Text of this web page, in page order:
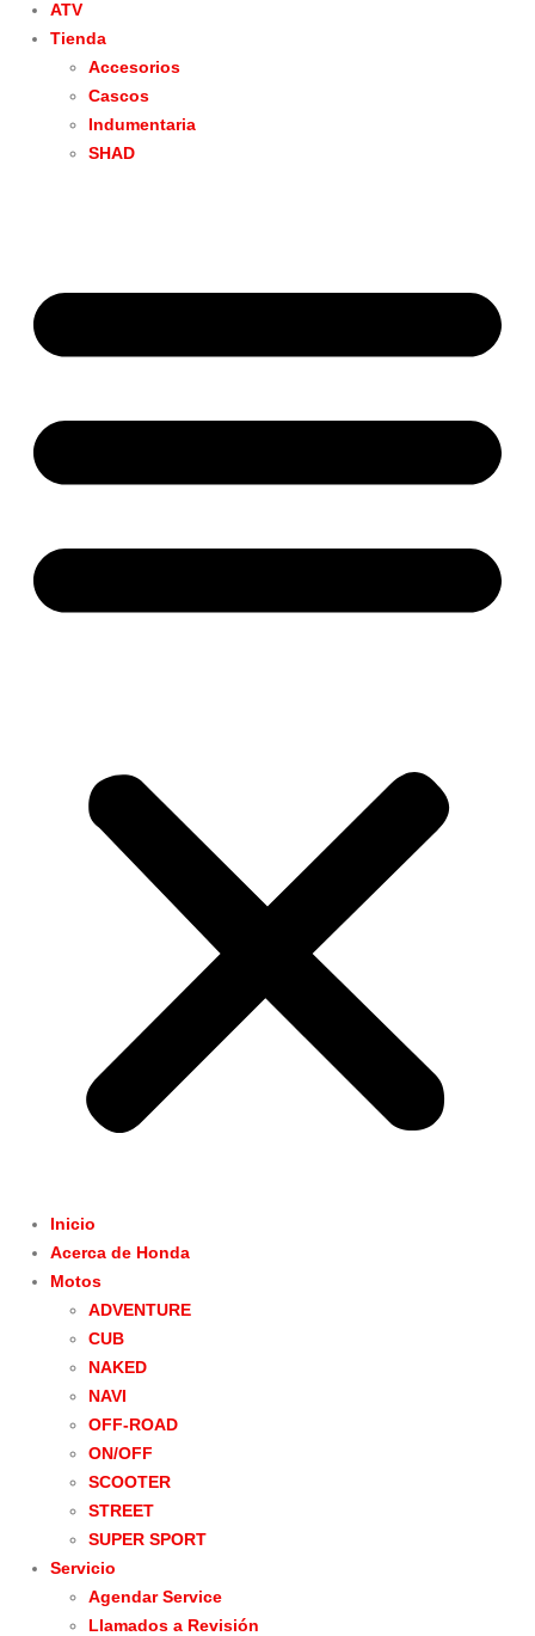
ATV
Tienda
Accesorios
Cascos
Indumentaria
SHAD
Inicio
Acerca de Honda
Motos
ADVENTURE
CUB
NAKED
NAVI
OFF-ROAD
ON/OFF
SCOOTER
STREET
SUPER SPORT
Servicio
Agendar Service
Llamados a Revisión